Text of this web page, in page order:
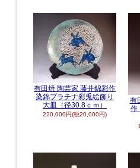
有田焼 陶芸家 藤井錦彩作
染錦プラチナ彩兎絵飾り
大皿（径30.8ｃｍ）
220,000円(税20,000円)
有
作